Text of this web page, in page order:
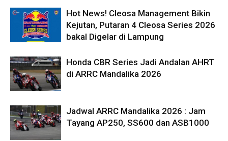
Hot News! Cleosa Management Bikin
Kejutan, Putaran 4 Cleosa Series 2026
bakal Digelar di Lampung
Honda CBR Series Jadi Andalan AHRT
di ARRC Mandalika 2026
Jadwal ARRC Mandalika 2026 : Jam
Tayang AP250, SS600 dan ASB1000